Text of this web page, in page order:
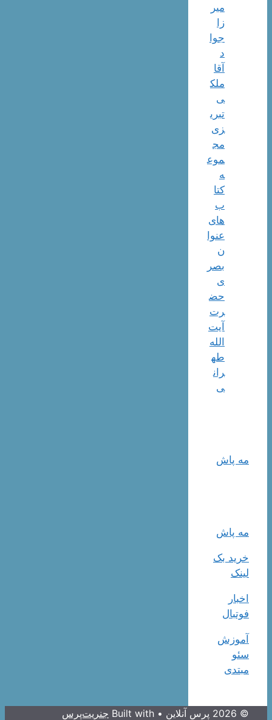
میر
زا
جوا
آقا
ملک
ی
تبری
زی
مج
موع
ه
کتا
ب
های
عنوا
ن
بصر
ی
حض
رت
آیت
الله
طه
ران
ی
مه پاش
مه پاش
خرید بک
لینک
اخبار
فوتبال
آموزش
سئو
مبتدی
© 2026 پرس آنلاین • Built with جنریت‌پرس